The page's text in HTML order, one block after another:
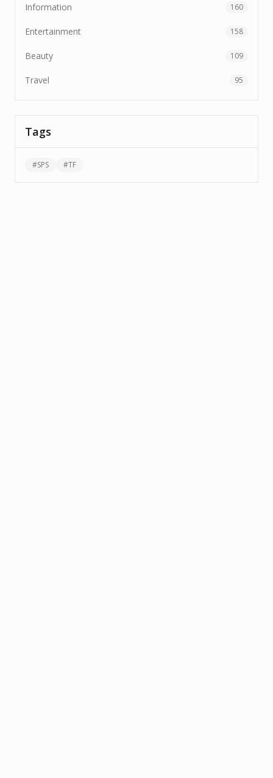
Information 160
Entertainment 158
Beauty 109
Travel 95
Tags
#SPS #TF